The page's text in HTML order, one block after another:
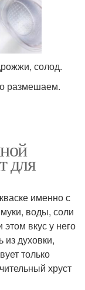
солод.
размешаем.
для
именно с
муки, воды, соли
этом вкус у него
из духовки,
только
хруст